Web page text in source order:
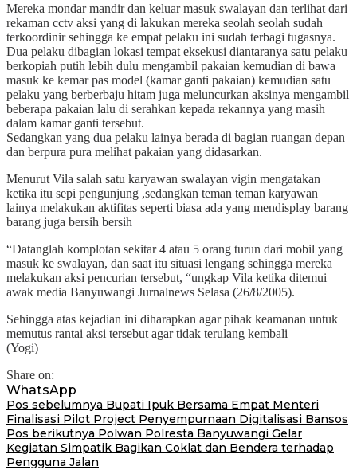
Mereka mondar mandir dan keluar masuk swalayan dan terlihat dari
rekaman cctv aksi yang di lakukan mereka seolah seolah sudah
terkoordinir sehingga ke empat pelaku ini sudah terbagi tugasnya.
Dua pelaku dibagian lokasi tempat eksekusi diantaranya satu pelaku
berkopiah putih lebih dulu mengambil pakaian kemudian di bawa
masuk ke kemar pas model (kamar ganti pakaian) kemudian satu
pelaku yang berberbaju hitam juga meluncurkan aksinya mengambil
beberapa pakaian lalu di serahkan kepada rekannya yang masih
dalam kamar ganti tersebut.
Sedangkan yang dua pelaku lainya berada di bagian ruangan depan
dan berpura pura melihat pakaian yang didasarkan.
Menurut Vila salah satu karyawan swalayan vigin mengatakan
ketika itu sepi pengunjung ,sedangkan teman teman karyawan
lainya melakukan aktifitas seperti biasa ada yang mendisplay barang
barang juga bersih bersih
“Datanglah komplotan sekitar 4 atau 5 orang turun dari mobil yang
masuk ke swalayan, dan saat itu situasi lengang sehingga mereka
melakukan aksi pencurian tersebut, “ungkap Vila ketika ditemui
awak media Banyuwangi Jurnalnews Selasa (26/8/2005).
Sehingga atas kejadian ini diharapkan agar pihak keamanan untuk
memutus rantai aksi tersebut agar tidak terulang kembali
(Yogi)
Share on:
WhatsApp
Navigasi
pos
Pos sebelumnya Bupati Ipuk Bersama Empat Menteri
Finalisasi Pilot Project Penyempurnaan Digitalisasi Bansos
Pos berikutnya Polwan Polresta Banyuwangi Gelar
Kegiatan Simpatik Bagikan Coklat dan Bendera terhadap
Pengguna Jalan